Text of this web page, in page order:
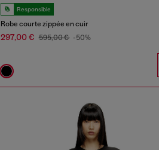
Responsible
Robe courte zippée en cuir
297,00 € 595,00 € -50%